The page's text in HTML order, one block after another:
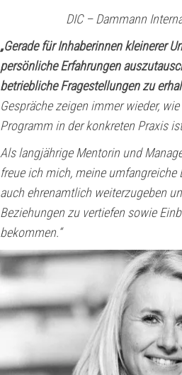
DIC – Dammann
„Gerade für Inhaberinnen kleinerer
persönliche Erfahrungen
betriebliche Fragestellungen zu
Gespräche zeigen immer wieder,
Programm in der konkreten Praxis
Als langjährige Mentorin und
freue ich mich, meine umfangreiche
auch ehrenamtlich weiterzugeben
Beziehungen zu vertiefen sowie
bekommen.“